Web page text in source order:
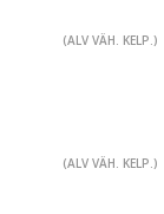
(ALV VÄH. KELP.)
(ALV VÄH. KELP.)